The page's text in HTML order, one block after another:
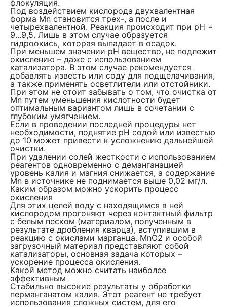
флокуляция.
Под воздействием кислорода двухвалентная
форма Mn становится трех-, а после и
четырехвалентной. Реакция происходит при рН =
9...9,5. Лишь в этом случае образуется
гидроокись, которая выпадает в осадок.
При меньшем значении pH вещество, не подлежит
окислению – даже с использованием
катализатора. В этом случае рекомендуется
добавлять известь или соду для подщелачивания,
а также применять осветлители или отстойники.
При этом не стоит забывать о том, что очистка от
Mn путем уменьшения кислотности будет
оптимальным вариантом лишь в сочетании с
глубоким умягчением.
Если в проведении последней процедуры нет
необходимости, поднятие pH содой или известью
до 10 может привести к усложнению дальнейшей
очистки.
При удалении солей жесткости с использованием
реагентов одновременно с деманганацией
уровень калия и магния снижается, а содержание
Mn в источнике не поднимается выше 0,02 мг/л.
Каким образом можно ускорить процесс
окисления
Для этих целей воду с находящимся в ней
кислородом прогоняют через контактный фильтр
с белым песком (материалом, полученным в
результате дробления кварца), вступившим в
реакцию с окислами марганца. MnO2 и особой
загрузочный материал представляют собой
катализаторы, основная задача которых –
ускорение процесса окисления.
Какой метод можно считать наиболее
эффективным
Стабильно высокие результаты у обработки
перманганатом калия. Этот реагент не требует
использования сложных систем, для его